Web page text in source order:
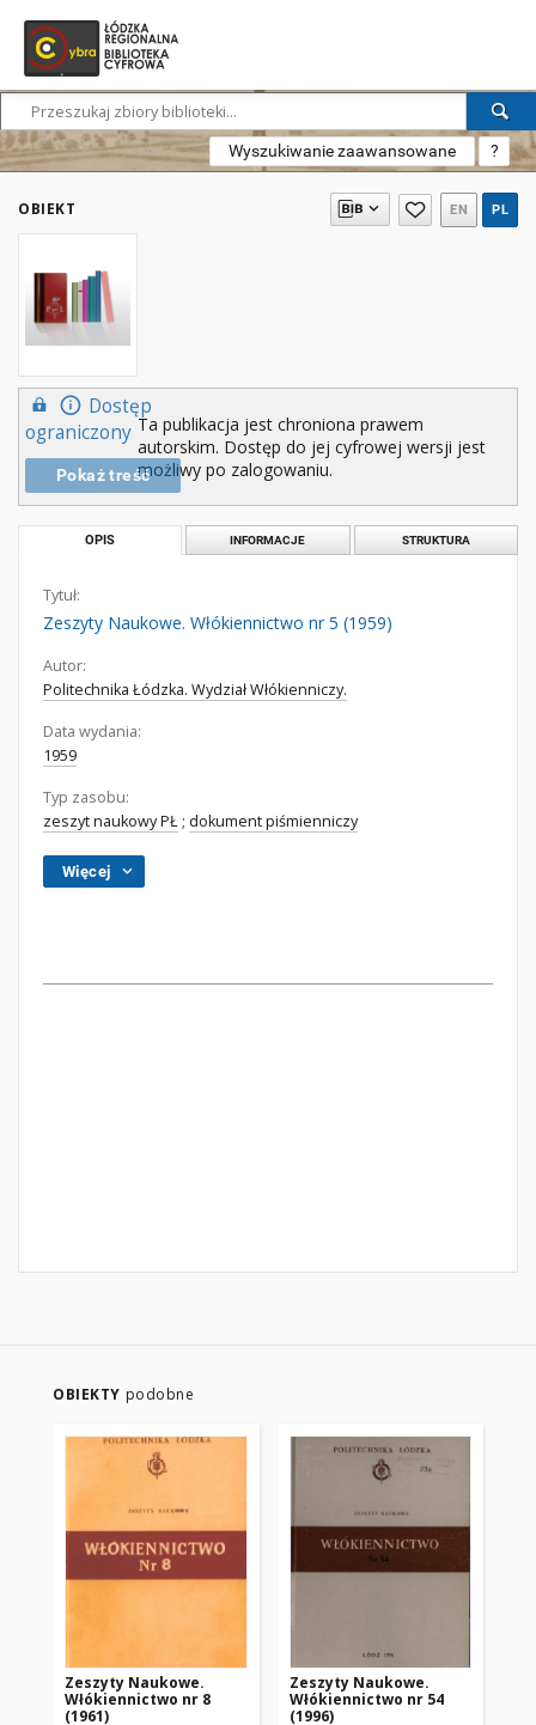
Wyszukiwanie zaawansowane ?
OBIEKT EN PL
Dostęp
ograniczony
Pokaż treść
Ta publikacja jest chroniona prawem
autorskim. Dostęp do jej cyfrowej wersji jest
możliwy po zalogowaniu.
OPIS INFORMACJE STRUKTURA
Tytuł:
Zeszyty Naukowe. Włókiennictwo nr 5 (1959)
Autor:
Politechnika Łódzka. Wydział Włókienniczy.
Data wydania:
1959
Typ zasobu:
zeszyt naukowy PŁ ; dokument piśmienniczy
Więcej
OBIEKTY podobne
Zeszyty Naukowe.
Włókiennictwo nr 8
(1961)
Zeszyty Naukowe.
Włókiennictwo nr 54
(1996)